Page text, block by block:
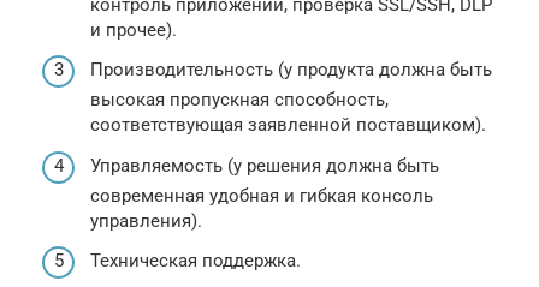
контроль приложений, проверка SSL/SSH, DLP
и прочее).
Производительность (у продукта должна быть
высокая пропускная способность,
соответствующая заявленной поставщиком).
Управляемость (у решения должна быть
современная удобная и гибкая консоль
управления).
Техническая поддержка.